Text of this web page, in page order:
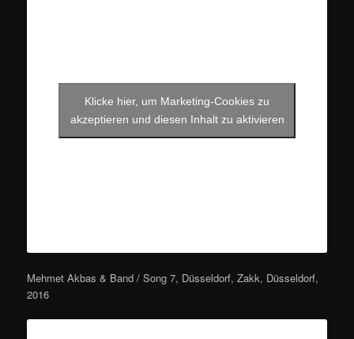
Klicke hier, um Marketing-Cookies zu
akzeptieren und diesen Inhalt zu aktivieren
Mehmet Akbas & Band / Song 7, Düsseldorf, Zakk, Düsseldorf,
2016